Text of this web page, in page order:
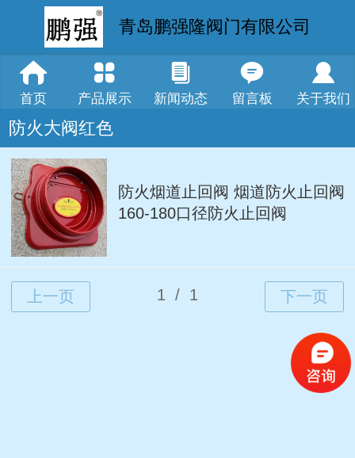
青岛鹏强隆阀门有限公司
首页 产品展示 新闻动态 留言板 关于我们
防火大阀红色
防火烟道止回阀 烟道防火止回阀
160-180口径防火止回阀